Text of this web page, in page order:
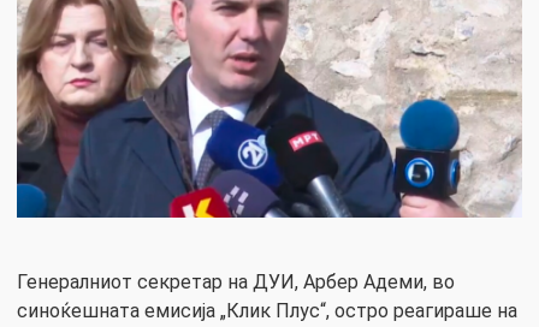
Генералниот секретар на ДУИ, Арбер Адеми, во
синоќешната емисија „Клик Плус“, остро реагираше на